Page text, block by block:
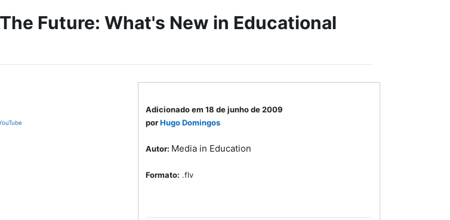
Future: What's New in Educational
Adicionado em 18 de junho de 2009
porHugo Domingos
Autor: Media in Education
Formato: .flv